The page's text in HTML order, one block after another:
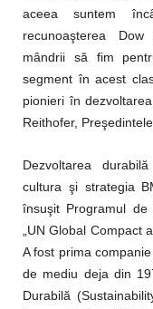
aceea suntem
recunoaşterea
mândrii să fim
segment în acest
pionieri în
Reithofer,
Dezvoltarea
cultura şi strategia
însuşit Programul de
„UN Global Compact
A fost prima
de mediu deja din
Durabilă